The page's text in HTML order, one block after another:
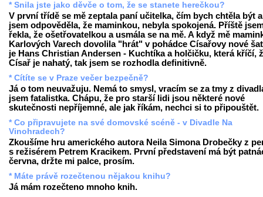
* Snila jste jako děvče o tom, že se stanete herečkou?
V první třídě se mě zeptala paní učitelka, čím bych chtěla být
jsem odpověděla, že maminkou, nebyla spokojená. Příště
řekla, že ošetřovatelkou a usmála se na mě. A když mě
Karlových Varech dovolila "hrát" v pohádce Císařovy nové
je Hans Christian Andersen - Kuchtíka a holčičku, která kříčí,
Císař je nahatý, tak jsem se rozhodla definitivně.
* Cítíte se v Praze večer bezpečně?
Já o tom neuvažuju. Nemá to smysl, vracím se za tmy z
jsem fatalistka. Chápu, že pro starší lidi jsou některé nové
skutečnosti nepříjemné, ale jak říkám, nechci si to připouštět.
* Co připravujete na své domovské scéně - v Divadle Na
Vinohradech?
Zkoušíme hru amerického autora Neila Simona Drobečky z
s režisérem Petrem Kracikem. První představení má být
června, držte mi palce, prosím.
* Máte právě rozečtenou nějakou knihu?
Já mám rozečteno mnoho knih.